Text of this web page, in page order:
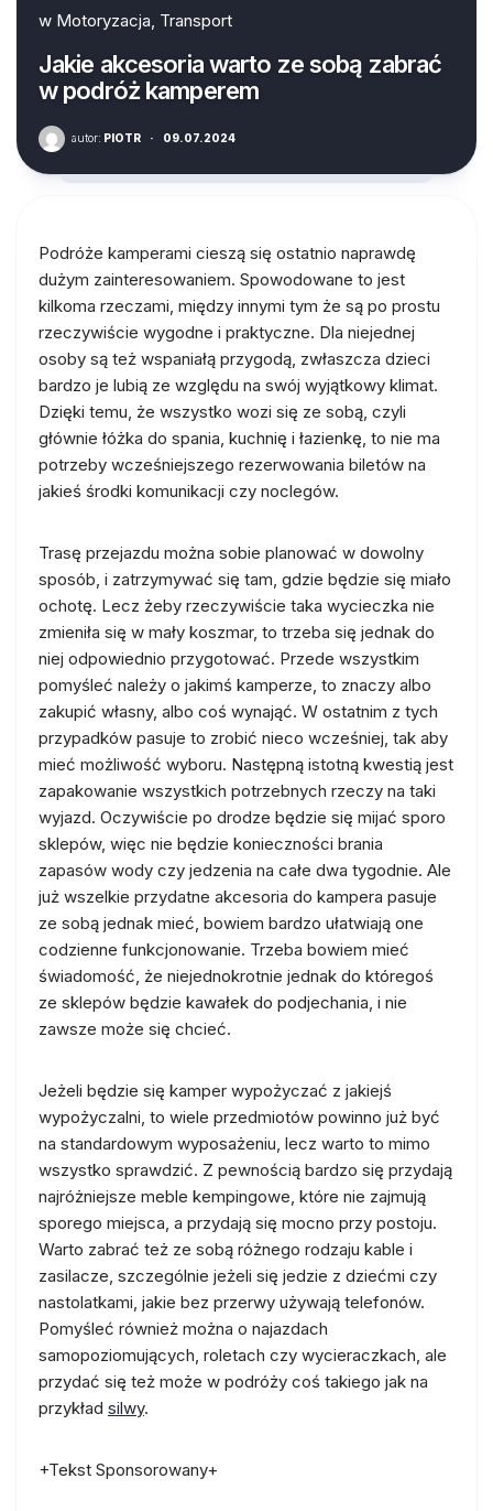
w Motoryzacja, Transport
Jakie akcesoria warto ze sobą zabrać
w podróż kamperem
autor: PIOTR · 09.07.2024
Podróże kamperami cieszą się ostatnio naprawdę
dużym zainteresowaniem. Spowodowane to jest
kilkoma rzeczami, między innymi tym że są po prostu
rzeczywiście wygodne i praktyczne. Dla niejednej
osoby są też wspaniałą przygodą, zwłaszcza dzieci
bardzo je lubią ze względu na swój wyjątkowy klimat.
Dzięki temu, że wszystko wozi się ze sobą, czyli
głównie łóżka do spania, kuchnię i łazienkę, to nie ma
potrzeby wcześniejszego rezerwowania biletów na
jakieś środki komunikacji czy noclegów.
Trasę przejazdu można sobie planować w dowolny
sposób, i zatrzymywać się tam, gdzie będzie się miało
ochotę. Lecz żeby rzeczywiście taka wycieczka nie
zmieniła się w mały koszmar, to trzeba się jednak do
niej odpowiednio przygotować. Przede wszystkim
pomyśleć należy o jakimś kamperze, to znaczy albo
zakupić własny, albo coś wynająć. W ostatnim z tych
przypadków pasuje to zrobić nieco wcześniej, tak aby
mieć możliwość wyboru. Następną istotną kwestią jest
zapakowanie wszystkich potrzebnych rzeczy na taki
wyjazd. Oczywiście po drodze będzie się mijać sporo
sklepów, więc nie będzie konieczności brania
zapasów wody czy jedzenia na całe dwa tygodnie. Ale
już wszelkie przydatne akcesoria do kampera pasuje
ze sobą jednak mieć, bowiem bardzo ułatwiają one
codzienne funkcjonowanie. Trzeba bowiem mieć
świadomość, że niejednokrotnie jednak do któregoś
ze sklepów będzie kawałek do podjechania, i nie
zawsze może się chcieć.
Jeżeli będzie się kamper wypożyczać z jakiejś
wypożyczalni, to wiele przedmiotów powinno już być
na standardowym wyposażeniu, lecz warto to mimo
wszystko sprawdzić. Z pewnością bardzo się przydają
najróżniejsze meble kempingowe, które nie zajmują
sporego miejsca, a przydają się mocno przy postoju.
Warto zabrać też ze sobą różnego rodzaju kable i
zasilacze, szczególnie jeżeli się jedzie z dziećmi czy
nastolatkami, jakie bez przerwy używają telefonów.
Pomyśleć również można o najazdach
samopoziomujących, roletach czy wycieraczkach, ale
przydać się też może w podróży coś takiego jak na
przykład silwy.
+Tekst Sponsorowany+